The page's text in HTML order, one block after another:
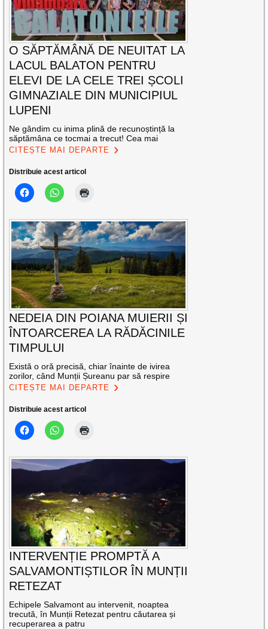
O SĂPTĂMÂNĂ DE NEUITAT LA
LACUL BALATON PENTRU
ELEVI DE LA CELE TREI ȘCOLI
GIMNAZIALE DIN MUNICIPIUL
LUPENI
Ne gândim cu inima plină de recunoștință la
săptămâna ce tocmai a trecut! Cea mai
CITEȘTE MAI DEPARTE
Distribuie acest articol
NEDEIA DIN POIANA MUIERII ȘI
ÎNTOARCEREA LA RĂDĂCINILE
TIMPULUI
Există o oră precisă, chiar înainte de ivirea
zorilor, când Munții Șureanu par să respire
CITEȘTE MAI DEPARTE
Distribuie acest articol
INTERVENȚIE PROMPTĂ A
SALVAMONTIȘTILOR ÎN MUNȚII
RETEZAT
Echipele Salvamont au intervenit, noaptea
trecută, în Munții Retezat pentru căutarea și
recuperarea a patru